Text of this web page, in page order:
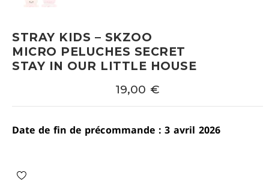
STRAY KIDS – SKZOO
MICRO PELUCHES SECRET
STAY IN OUR LITTLE HOUSE
19,00 €
Date de fin de précommande : 3 avril 2026